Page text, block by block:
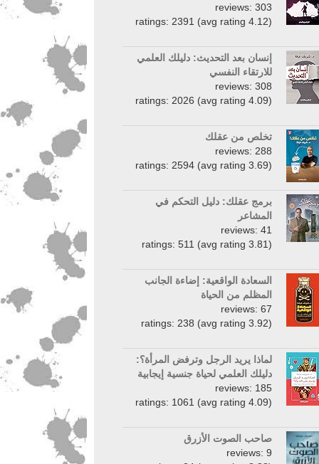
reviews: 303
ratings: 2391 (avg rating 4.12)
إنسان بعد التحديث: دليلك العلمي
للارتقاء النفسي
reviews: 308
ratings: 2026 (avg rating 4.09)
تخلص من عقلك
reviews: 288
ratings: 2594 (avg rating 3.69)
برمج عقلك: دليل التحكم في
المشاعر
reviews: 41
ratings: 511 (avg rating 3.81)
السعادة الواقعية: إضاءة الجانب
المظلم من الحياة
reviews: 67
ratings: 238 (avg rating 3.92)
لماذا يريد الرجل وترفض المرأة؟:
دليلك العلمي لحياة جنسية إيجابية
reviews: 185
ratings: 1061 (avg rating 4.09)
صاحب الصوت الأزرق
reviews: 9